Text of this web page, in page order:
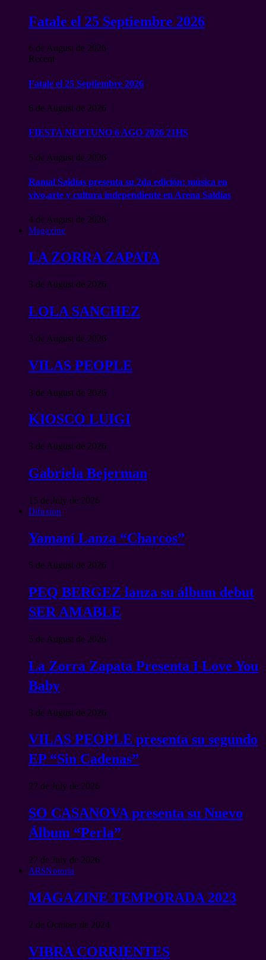
Fatale el 25 Septiembre 2026
6 de August de 2026
Recent
Fatale el 25 Septiembre 2026
6 de August de 2026
FIESTA NEPTUNO 6 AGO 2026 21HS
5 de August de 2026
Ramal Saldías presenta su 2da edición: música en
vivo,arte y cultura independiente en Arena Saldías
4 de August de 2026
Magazine
LA ZORRA ZAPATA
3 de August de 2026
LOLA SANCHEZ
3 de August de 2026
VILAS PEOPLE
3 de August de 2026
KIOSCO LUIGI
3 de August de 2026
Gabriela Bejerman
15 de July de 2026
Difusion
Yamaní Lanza “Charcos”
5 de August de 2026
PEQ BERGEZ lanza su álbum debut
SER AMABLE
5 de August de 2026
La Zorra Zapata Presenta I Love You
Baby
3 de August de 2026
VILAS PEOPLE presenta su segundo
EP “Sin Cadenas”
27 de July de 2026
SO CASANOVA presenta su Nuevo
Álbum “Perla”
27 de July de 2026
ARSNotoria
MAGAZINE TEMPORADA 2023
2 de October de 2024
VIBRA CORRIENTES